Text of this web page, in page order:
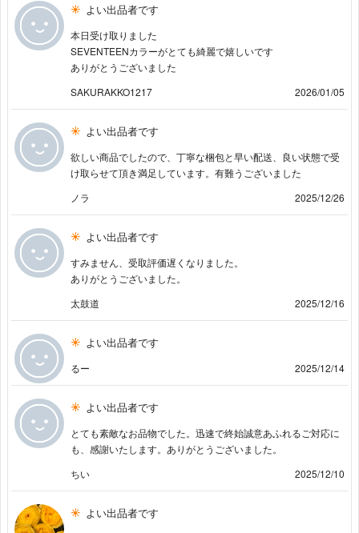
よい出品者です
本日受け取りました
SEVENTEENカラーがとても綺麗で嬉しいです
ありがとうございました
SAKURAKKO1217
2026/01/05
よい出品者です
欲しい商品でしたので、丁寧な梱包と早い配送、良い状態で受
け取らせて頂き満足しています。有難うございました
ノラ
2025/12/26
よい出品者です
すみません、受取評価遅くなりました。
ありがとうございました。
太鼓道
2025/12/16
よい出品者です
るー 2025/12/14
よい出品者です
とても素敵なお品物でした。迅速で終始誠意あふれるご対応に
も、感謝いたします。ありがとうございました。
ちい
2025/12/10
よい出品者です